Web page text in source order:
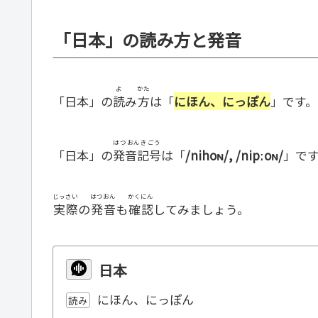
「日本」の読み方と発音
「日本」の読
よ
み方
かた
は「にほん、にっぽん」です。
「日本」の発音記号
はつおんきごう
は「/nihoɴ/, /nipːoɴ/」で
実際
じっさい
の発音
はつおん
も確認
かくにん
してみましょう。
日本
読み
にほん、にっぽん